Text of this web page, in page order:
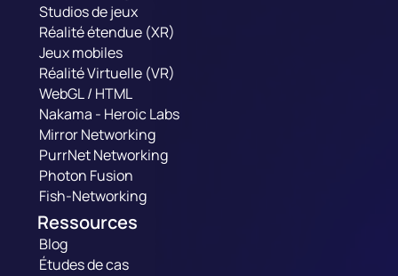
Studios de jeux
Réalité étendue (XR)
Jeux mobiles
Réalité Virtuelle (VR)
WebGL / HTML
Nakama - Heroic Labs
Mirror Networking
PurrNet Networking
Photon Fusion
Fish-Networking
Ressources
Blog
Études de cas